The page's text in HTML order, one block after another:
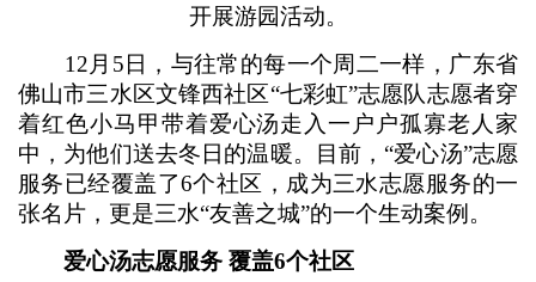
开展游园活动。
12月5日，与往常的每一个周二一样，广东省
佛山市三水区文锋西社区“七彩虹”志愿队志愿者穿
着红色小马甲带着爱心汤走入一户户孤寡老人家
中，为他们送去冬日的温暖。目前，“爱心汤”志愿
服务已经覆盖了6个社区，成为三水志愿服务的一
张名片，更是三水“友善之城”的一个生动案例。
爱心汤志愿服务 覆盖6个社区